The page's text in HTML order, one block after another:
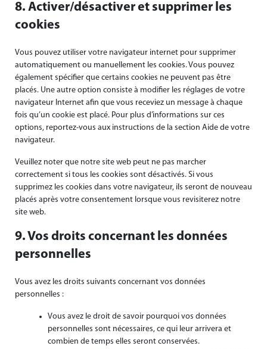
8. Activer/désactiver et supprimer les
cookies
Vous pouvez utiliser votre navigateur internet pour supprimer
automatiquement ou manuellement les cookies. Vous pouvez
également spécifier que certains cookies ne peuvent pas être
placés. Une autre option consiste à modifier les réglages de votre
navigateur Internet afin que vous receviez un message à chaque
fois qu’un cookie est placé. Pour plus d’informations sur ces
options, reportez-vous aux instructions de la section Aide de votre
navigateur.
Veuillez noter que notre site web peut ne pas marcher
correctement si tous les cookies sont désactivés. Si vous
supprimez les cookies dans votre navigateur, ils seront de nouveau
placés après votre consentement lorsque vous revisiterez notre
site web.
9. Vos droits concernant les données
personnelles
Vous avez les droits suivants concernant vos données
personnelles :
Vous avez le droit de savoir pourquoi vos données
personnelles sont nécessaires, ce qui leur arrivera et
combien de temps elles seront conservées.